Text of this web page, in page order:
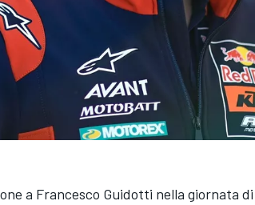
a Francesco Guidotti nella giornata